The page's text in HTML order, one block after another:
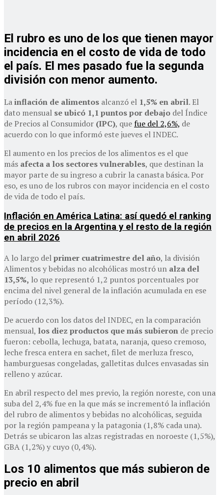
El rubro es uno de los que tienen mayor
incidencia en el costo de vida de todo
el país. El mes pasado fue la segunda
división con menor aumento.
Lainflación de alimentos alcanzó el 1,5% en abril. El
dato mensual se ubicó 1,1 puntos por debajo del Índice
de Precios al Consumidor (IPC), que fue del 2,6%, de
acuerdo con lo que informó este jueves el INDEC.
El aumento en los precios de los alimentos es el que
más afecta a los sectores vulnerables, que destinan la
mayor parte de su ingreso a cubrir la canasta básica. Por
eso, es uno de los rubros con mayor incidencia en el costo
de vida de todo el país.
Inflación en América Latina: así quedó el ranking
de precios en la Argentina y el resto de la región
en abril 2026
A lo largo delprimer cuatrimestre del año, la división
Alimentos y bebidas no alcohólicas mostró un alza del
13,5%, lo que representó 1,2 puntos porcentuales por
encima del nivel general de la inflación acumulada en ese
período (12,3%).
De acuerdo con los datos del INDEC, en la comparación
mensual, los diez productos que más subieron de precio
fueron: cebolla, lechuga, batata, naranja, queso cremoso,
leche fresca entera en sachet, filet de merluza fresco,
hamburguesas congeladas, galletitas dulces envasadas sin
relleno y azúcar.
En abril respecto del mes previo, la región noreste, con una
suba del 2,4% fue en la que más se incrementó la inflación
del rubro de alimentos y bebidas no alcohólicas, seguida
por la región pampeana y la patagonia (1,8% cada una).
Detrás se ubicaron las alzas registradas en noroeste (1,5%),
GBA (1,2%) y cuyo (0,4%).
Los 10 alimentos que más subieron de
precio en abril